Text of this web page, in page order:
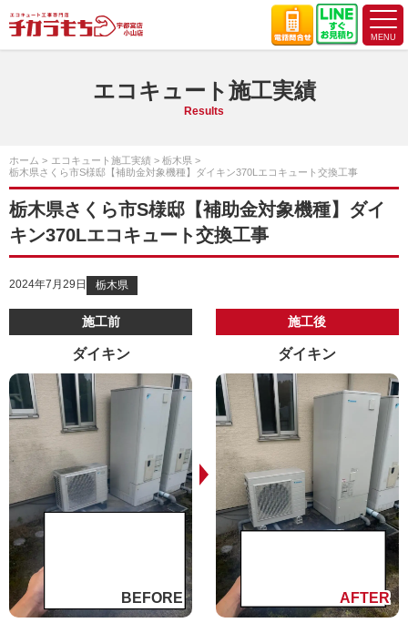
エコキュート施工実績
Results
ホーム エコキュート施工実績
栃木県
栃木県さくら市S様邸【補助金対象機種】ダイキン370Lエコキュート交換工事
栃木県さくら市S様邸【補助金対象機種】ダイ
キン370Lエコキュート交換工事
2024年7月29日 栃木県
施工前
ダイキン
施工後
ダイキン